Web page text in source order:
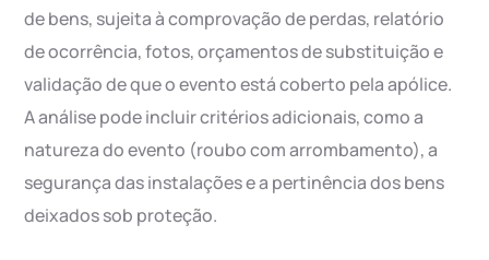
de bens, sujeita à comprovação de perdas, relatório
de ocorrência, fotos, orçamentos de substituição e
validação de que o evento está coberto pela apólice.
A análise pode incluir critérios adicionais, como a
natureza do evento (roubo com arrombamento), a
segurança das instalações e a pertinência dos bens
deixados sob proteção.